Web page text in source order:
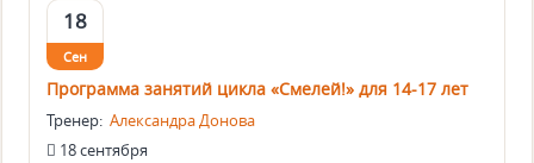
18
Сен
Программа занятий цикла «Смелей!» для 14-17 лет
Тренер: Александра Донова
18 сентября